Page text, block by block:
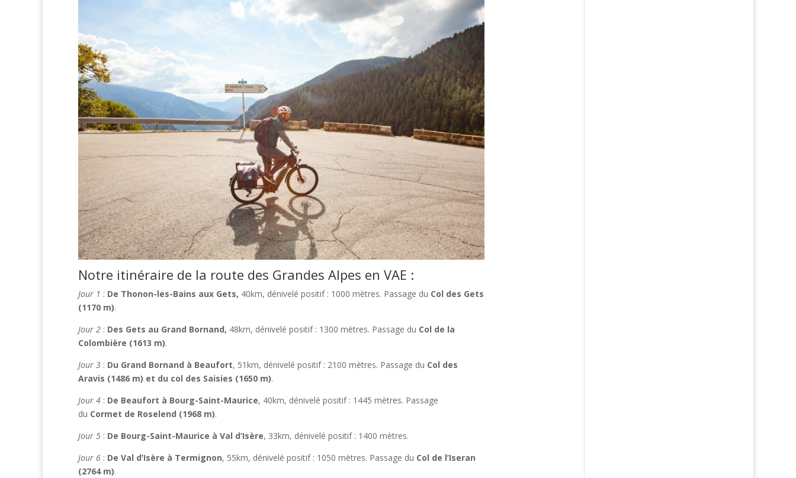
Notre itinéraire de la route des Grandes Alpes en VAE :
Jour 1 : De Thonon-les-Bains aux Gets, 40km, dénivelé positif : 1000 mètres. Passage du Col des Gets
(1170 m).
Jour 2 : Des Gets au Grand Bornand, 48km, dénivelé positif : 1300 mètres. Passage du Col de la
Colombière (1613 m).
Jour 3 : Du Grand Bornand à Beaufort, 51km, dénivelé positif : 2100 mètres. Passage du Col des
Aravis (1486 m) et du col des Saisies (1650 m).
Jour 4 : De Beaufort à Bourg-Saint-Maurice, 40km, dénivelé positif : 1445 mètres. Passage
du Cormet de Roselend (1968 m).
Jour 5 : De Bourg-Saint-Maurice à Val d’Isère, 33km, dénivelé positif : 1400 mètres.
Jour 6 : De Val d’Isère à Termignon, 55km, dénivelé positif : 1050 mètres. Passage du Col de l’Iseran
(2764 m).